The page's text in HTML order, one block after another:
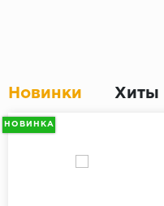
Новинки Хиты
НОВИНКА